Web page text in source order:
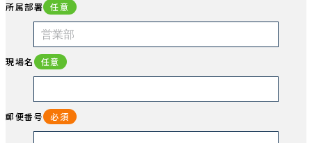
所属部署 任意
現場名 任意
郵便番号 必須